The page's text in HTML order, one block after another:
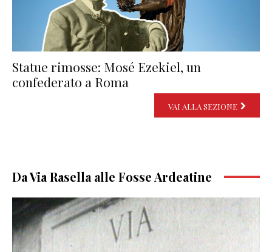
Statue rimosse: Mosé Ezekiel, un
confederato a Roma
VAI ALLA SEZIONE
Da Via Rasella alle Fosse Ardeatine